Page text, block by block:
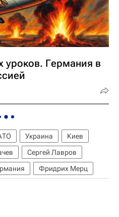
уроков. Германия в
Украина
Киев
Сергей Лавров
Фридрих Мерц